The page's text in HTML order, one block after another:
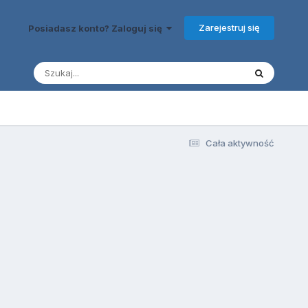
Posiadasz konto? Zaloguj się Zarejestruj się
Cała aktywność